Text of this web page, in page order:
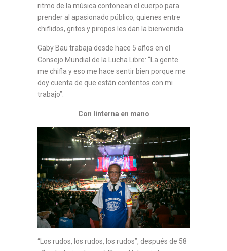
ritmo de la música contonean el cuerpo para
prender al apasionado público, quienes entre
chiflidos, gritos y piropos les dan la bienvenida.
Gaby Bau trabaja desde hace 5 años en el
Consejo Mundial de la Lucha Libre: “La gente
me chifla y eso me hace sentir bien porque me
doy cuenta de que están contentos con mi
trabajo”.
Con linterna en mano
“Los rudos, los rudos, los rudos”, después de 58